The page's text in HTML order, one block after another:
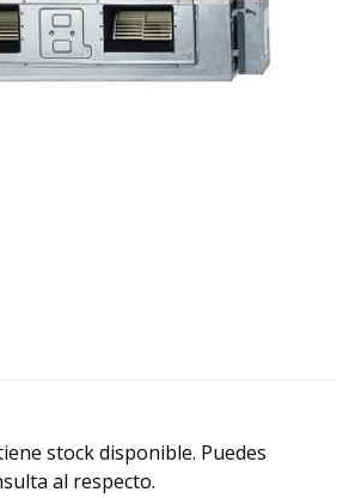
stock disponible. Puedes
al respecto.